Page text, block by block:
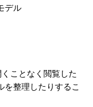
デル
ことなく閲覧した
を整理したりするこ